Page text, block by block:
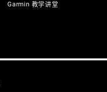
Garmin 教学讲堂